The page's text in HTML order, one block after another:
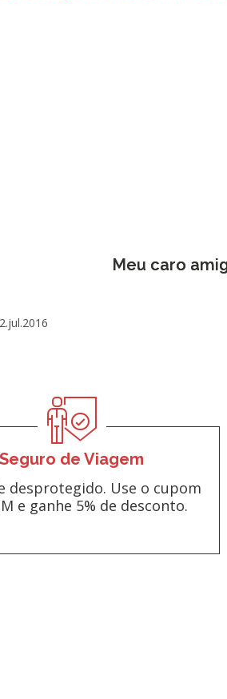
Meu caro
Seguro de Viagem
desprotegido. Use o cupom
e ganhe 5% de desconto.